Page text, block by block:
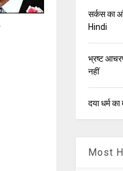
सर्कस का
Hindi
भ्रष्ट
नहीं
दया धर्म
Most